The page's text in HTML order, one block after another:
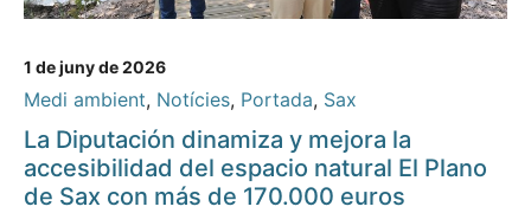
1 de juny de 2026
Medi ambient, Notícies, Portada, Sax
La Diputación dinamiza y mejora la
accesibilidad del espacio natural El Plano
de Sax con más de 170.000 euros